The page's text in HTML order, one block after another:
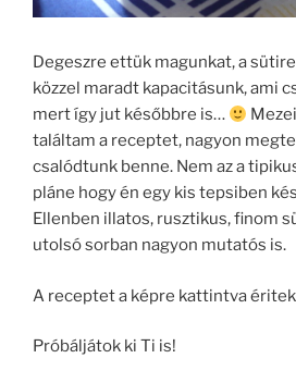
Degeszre ettük magunkat, a
közzel maradt kapacitásunk, ami
mert így jut későbbre is…
találtam a receptet, nagyon
csalódtunk benne. Nem az a
pláne hogy én egy kis tepsiben
Ellenben illatos, rusztikus, finom
utolsó sorban nagyon mutatós is.
A receptet a képre kattintva
Próbáljátok ki Ti is!